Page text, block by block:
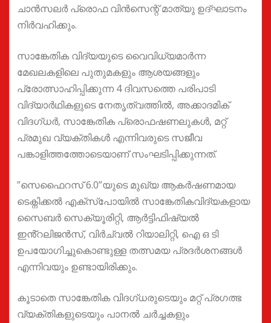
ചാൻസലർ പ്രൊഫ വിൻസെന്റ് മാത്യു ഉദ്ഘാടനം
നിർവഹിക്കും.
സാങ്കേതിക വിദ്യയുടെ വൈവിധ്യമാർന്ന
മേഖലകളിലെ പുതുമകളും ആശയങ്ങളും
പ്രോത്സാഹിപ്പിക്കുന്ന 4 ദിവസത്തെ പരിപാടി
വിദ്യാർഥികളുടെ നേതൃത്വത്തിൽ, അക്കാദമിക്
വിദഗ്‌ധർ, സാങ്കേതിക പ്രൊഫഷണലുകൾ, മറ്റ്
പ്രമുഖ വ്യക്തികൾ എന്നിവരുടെ സജീവ
പങ്കാളിത്തത്തോടെയാണ് സംഘടിപ്പിക്കുന്നത്.
”സെഫൈറസ് 6.0”യുടെ മുഖ്യ ആകർഷണമായ
ടെക്നിക്കൽ എക്സ്പോയിൽ സാങ്കേതികവിദ്യകളായ
സൈബർ സെക്യൂരിറ്റി, ആർട്ടിഫിഷ്യൽ
ഇൻ്റലിജൻസ്, വിർച്വൽ റിയാലിറ്റി, ഐ ഒ ടി
ഉപയോഗിച്ചുകൊണ്ടുള്ള തത്സമയ പ്രദർശനങ്ങൾ
എന്നിവയും ഉണ്ടായിരിക്കും.
കൂടാതെ സാങ്കേതിക വിദഗ്‌ധരുടെയും മറ്റ് പ്രഗത്ഭ
വ്യക്തികളുടെയും പാനൽ ചർച്ചകളും